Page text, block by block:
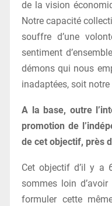
de la vision
Notre capacité
souffre d’une
sentiment
démons qui nous
inadaptées, soit
A la base, outre
promotion de
de cet objectif, près
Cet objectif d’il y a
sommes loin
formuler cette